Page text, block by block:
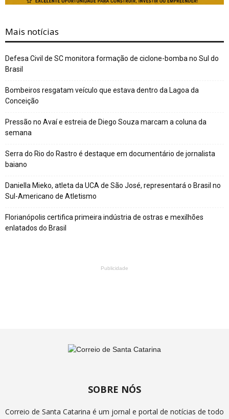
Mais notícias
Defesa Civil de SC monitora formação de ciclone-bomba no Sul do
Brasil
Bombeiros resgatam veículo que estava dentro da Lagoa da
Conceição
Pressão no Avaí e estreia de Diego Souza marcam a coluna da
semana
Serra do Rio do Rastro é destaque em documentário de jornalista
baiano
Daniella Mieko, atleta da UCA de São José, representará o Brasil no
Sul-Americano de Atletismo
Florianópolis certifica primeira indústria de ostras e mexilhões
enlatados do Brasil
Publicidade
SOBRE NÓS
Correio de Santa Catarina é um jornal e portal de notícias de todo